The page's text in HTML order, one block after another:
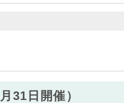
31日開催）